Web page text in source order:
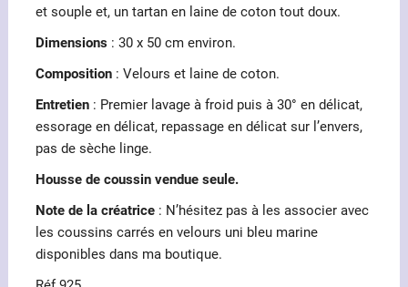
et souple et, un tartan en laine de coton tout doux.
Dimensions: 30 x 50 cm environ.
Composition: Velours et laine de coton.
Entretien: Premier lavage à froid puis à 30° en délicat,
essorage en délicat, repassage en délicat sur l’envers,
pas de sèche linge.
Housse de coussin vendue seule.
Note de la créatrice: N’hésitez pas à les associer avec
les coussins carrés en velours uni bleu marine
disponibles dans ma boutique.